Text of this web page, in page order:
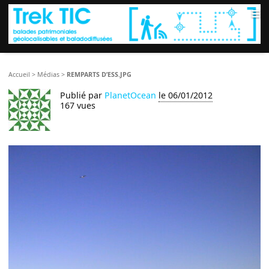
≡
Accueil > Médias > REMPARTS D’ESS.JPG
Publié par PlanetOcean le 06/01/2012
167 vues